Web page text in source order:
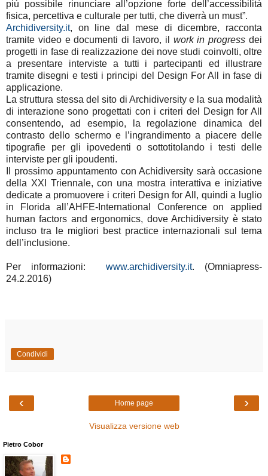
più possibile rinunciare all’opzione forte dell’accessibilità
fisica, percettiva e culturale per tutti, che diverrà un must”.
Archidiversity.it, on line dal mese di dicembre, racconta
tramite video e documenti di lavoro, il work in progress dei
progetti in fase di realizzazione dei nove studi coinvolti, oltre
a presentare interviste a tutti i partecipanti ed illustrare
tramite disegni e testi i principi del Design For All in fase di
applicazione.
La struttura stessa del sito di Archidiversity e la sua modalità
di interazione sono progettati con i criteri del Design for All
consentendo, ad esempio, la regolazione dinamica del
contrasto dello schermo e l’ingrandimento a piacere delle
tipografie per gli ipovedenti o sottotitolando i testi delle
interviste per gli ipoudenti.
Il prossimo appuntamento con Achidiversity sarà occasione
della XXI Triennale, con una mostra interattiva e iniziative
dedicate a promuovere i criteri Design for All, quindi a luglio
in Florida all’AHFE-International Conference on applied
human factors and ergonomics, dove Archidiversity è stato
incluso tra le migliori best practice internazionali sul tema
dell’inclusione.
Per informazioni: www.archidiversity.it. (Omniapress-
24.2.2016)
Condividi
‹ ›
Home page
Visualizza versione web
Pietro Cobor